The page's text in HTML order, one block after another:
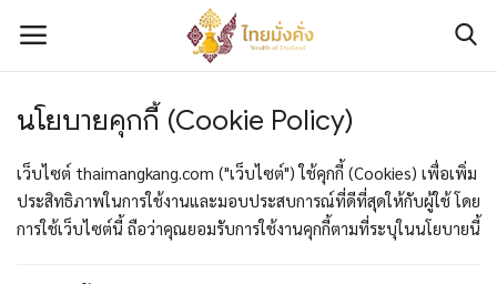
เข้าสู่ระบบ ลงทะเบียน
ติดต่อเรา
นโยบายคุกกี้ (Cookie Policy)
เว็บไซต์ thaimangkang.com ("เว็บไซต์") ใช้คุกกี้ (Cookies) เพื่อเพิ่ม
ประสิทธิภาพในการใช้งานและมอบประสบการณ์ที่ดีที่สุดให้กับผู้ใช้ โดย
การใช้เว็บไซต์นี้ ถือว่าคุณยอมรับการใช้งานคุกกี้ตามที่ระบุในนโยบายนี้